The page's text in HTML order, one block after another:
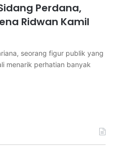
Perdana,
Ridwan Kamil
seorang figur publik yang
menarik perhatian banyak